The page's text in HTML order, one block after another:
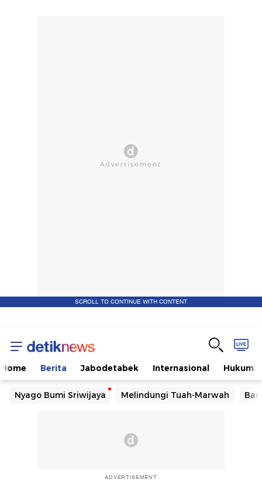
SCROLL TO CONTINUE WITH CONTENT
Home Berita Jabodetabek Internasional Hukum
Nyago Bumi Sriwijaya Melindungi Tuah-Marwah
ADVERTISEMENT